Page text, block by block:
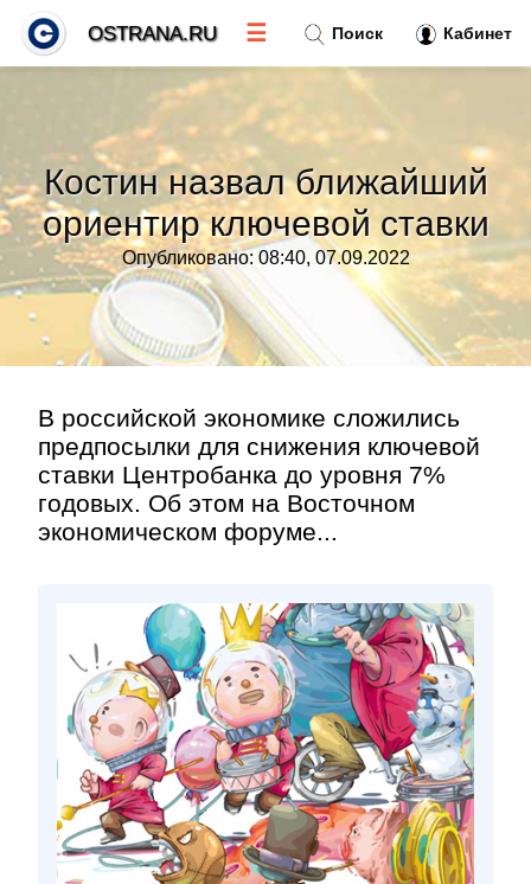
Костин назвал ближайший
ориентир ключевой ставки
Опубликовано: 08:40, 07.09.2022
В российской экономике сложились
предпосылки для снижения ключевой
ставки Центробанка до уровня 7%
годовых. Об этом на Восточном
экономическом форуме...
Поиск Кабинет
OSTRANA.RU ☰
Тренды новостей»
Рубрики»
Правила»
Контакт»